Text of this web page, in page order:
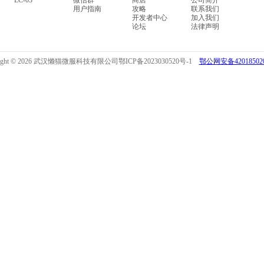
用户指南
攻略
开发者中心
论坛
联系我们
加入我们
法律声明
© 2026 武汉懒猫微服科技有限公司鄂ICP备2023030520号-1 鄂公网安备